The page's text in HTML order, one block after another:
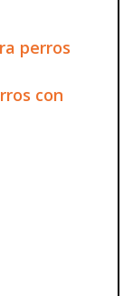
perros
con